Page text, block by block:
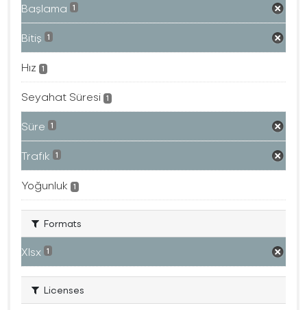
Başlama 1
Bitiş 1
Hız 1
Seyahat Süresi 1
Süre 1
Trafık 1
Yoğunluk 1
Formats
Xlsx 1
Licenses